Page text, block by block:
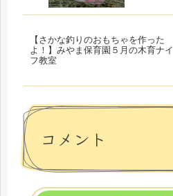
【さかな釣りのおもちゃを作った
よ！】みやま保育園５月の木育ナイ
フ教室
コメント